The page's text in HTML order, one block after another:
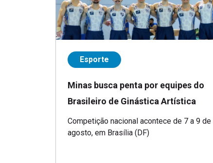
Esporte
Minas busca penta por equipes do
Brasileiro de Ginástica Artística
Competição nacional acontece de 7 a 9 de
agosto, em Brasília (DF)